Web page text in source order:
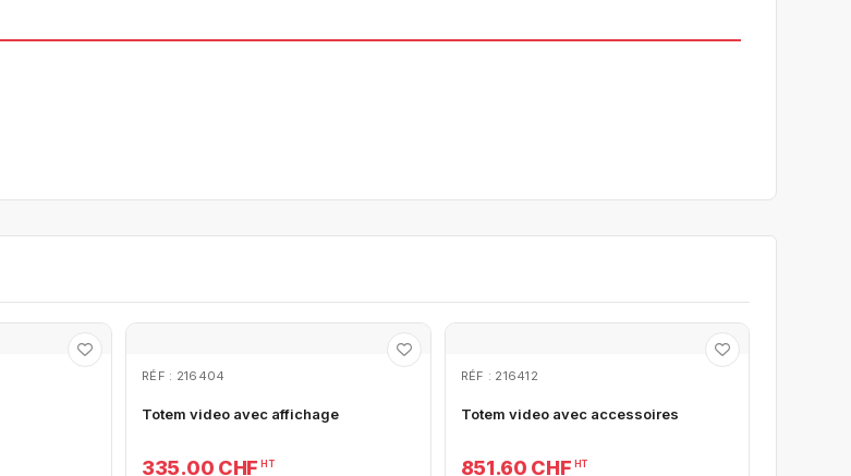
RÉF : 216404
Totem video avec affichage
335.00 CHF HT
RÉF : 216412
Totem video avec accessoires
851.60 CHF HT